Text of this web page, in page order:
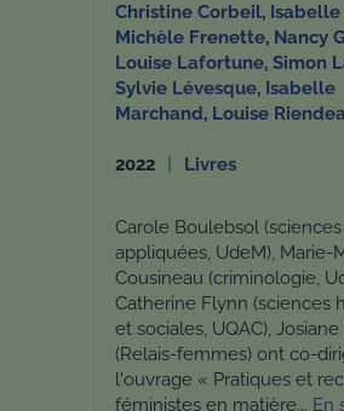
Christine Corbeil, Isabelle
Michèle Frenette, Nancy
Louise Lafortune, Simon
Sylvie Lévesque, Isabelle
Marchand, Louise
2022 Livres
Carole Boulebsol
appliquées, UdeM), Marie-
Cousineau (criminologie,
Catherine Flynn (sciences
et sociales, UQAC),
(Relais-femmes) ont co-
l'ouvrage « Pratiques et
féministes en matière... En